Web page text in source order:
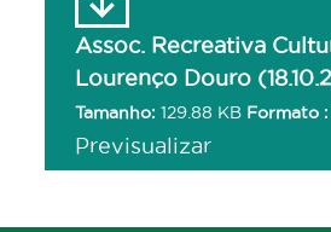
Assoc. Recreativa
Lourenço Douro
Tamanho: 129.88 KB Formato :
Previsualizar